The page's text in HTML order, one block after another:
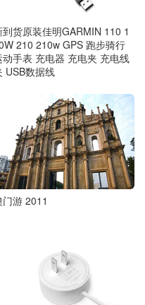
到货原装佳明GARMIN 110 1
210 210w GPS 跑步骑行
动手表 充电器 充电夹 充电线
USB数据线
门游 2011